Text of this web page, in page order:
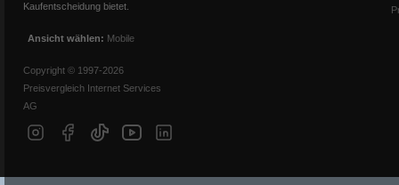
Kaufentscheidung bietet.
Ansicht wählen: Mobile
Copyright © 1997-2026
Preisvergleich Internet Services
AG